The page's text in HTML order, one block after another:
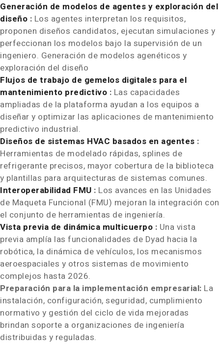
Generación de modelos de agentes y exploración del
diseño : Los agentes interpretan los requisitos,
proponen diseños candidatos, ejecutan simulaciones y
perfeccionan los modelos bajo la supervisión de un
ingeniero. Generación de modelos agenéticos y
exploración del diseño
Flujos de trabajo de gemelos digitales para el
mantenimiento predictivo : Las capacidades
ampliadas de la plataforma ayudan a los equipos a
diseñar y optimizar las aplicaciones de mantenimiento
predictivo industrial.
Diseños de sistemas HVAC basados en agentes :
Herramientas de modelado rápidas, splines de
refrigerante precisos, mayor cobertura de la biblioteca
y plantillas para arquitecturas de sistemas comunes.
Interoperabilidad FMU : Los avances en las Unidades
de Maqueta Funcional (FMU) mejoran la integración con
el conjunto de herramientas de ingeniería.
Vista previa de dinámica multicuerpo : Una vista
previa amplía las funcionalidades de Dyad hacia la
robótica, la dinámica de vehículos, los mecanismos
aeroespaciales y otros sistemas de movimiento
complejos hasta 2026.
Preparación para la implementación empresarial: La
instalación, configuración, seguridad, cumplimiento
normativo y gestión del ciclo de vida mejoradas
brindan soporte a organizaciones de ingeniería
distribuidas y reguladas.